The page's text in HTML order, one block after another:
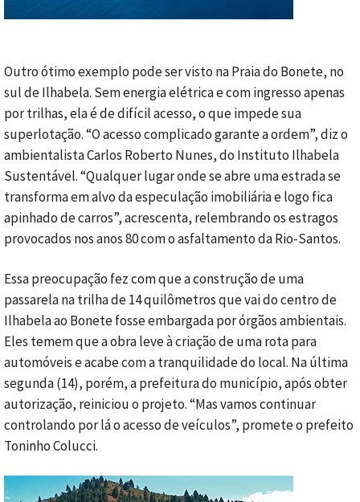
Outro ótimo exemplo pode ser visto na Praia do Bonete, no
sul de Ilhabela. Sem energia elétrica e com ingresso apenas
por trilhas, ela é de difícil acesso, o que impede sua
superlotação. “O acesso complicado garante a ordem”, diz o
ambientalista Carlos Roberto Nunes, do Instituto Ilhabela
Sustentável. “Qualquer lugar onde se abre uma estrada se
transforma em alvo da especulação imobiliária e logo fica
apinhado de carros”, acrescenta, relembrando os estragos
provocados nos anos 80 com o asfaltamento da Rio-Santos.
Essa preocupação fez com que a construção de uma
passarela na trilha de 14 quilômetros que vai do centro de
Ilhabela ao Bonete fosse embargada por órgãos ambientais.
Eles temem que a obra leve à criação de uma rota para
automóveis e acabe com a tranquilidade do local. Na última
segunda (14), porém, a prefeitura do município, após obter
autorização, reiniciou o projeto. “Mas vamos continuar
controlando por lá o acesso de veículos”, promete o prefeito
Toninho Colucci.